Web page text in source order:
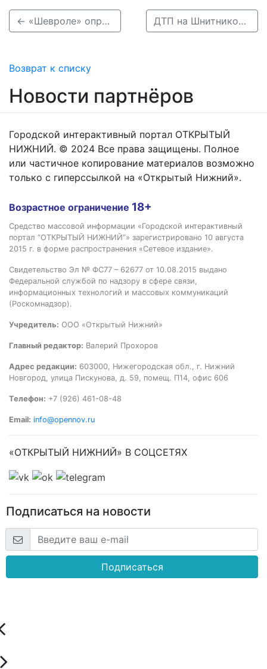
← «Шевроле» опрокинулся в кювет в Нижегородской области – четверо ранены ДТП на Шнитникова попало на видеозапись →
Возврат к списку
Новости партнёров
Городской интерактивный портал ОТКРЫТЫЙ
НИЖНИЙ. © 2024 Все права защищены. Полное
или частичное копирование материалов возможно
только с гиперссылкой на «Открытый Нижний».
Возрастное ограничение 18+
Средство массовой информации «Городской интерактивный
портал “ОТКРЫТЫЙ НИЖНИЙ”» зарегистрировано 10 августа
2015 г. в форме распространения «Сетевое издание».
Свидетельство Эл № ФС77 – 62677 от 10.08.2015 выдано
Федеральной службой по надзору в сфере связи,
информационных технологий и массовых коммуникаций
(Роскомнадзор).
Учредитель: ООО «Открытый Нижний»
Главный редактор: Валерий Прохоров
Адрес редакции: 603000, Нижегородская обл., г. Нижний
Новгород, улица Пискунова, д. 59, помещ. П14, офис 606
Телефон: +7 (926) 461-08-48
Email: info@opennov.ru
«ОТКРЫТЫЙ НИЖНИЙ» В СОЦСЕТЯХ
Подписаться на новости
Подписаться